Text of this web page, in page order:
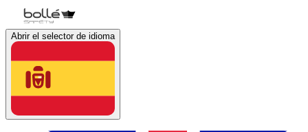
Abrir el selector de idioma